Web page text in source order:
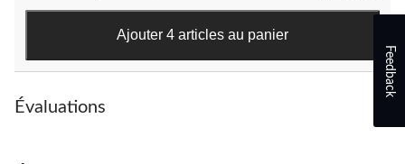
Ajouter 4 articles au panier
Évaluations
Feedback